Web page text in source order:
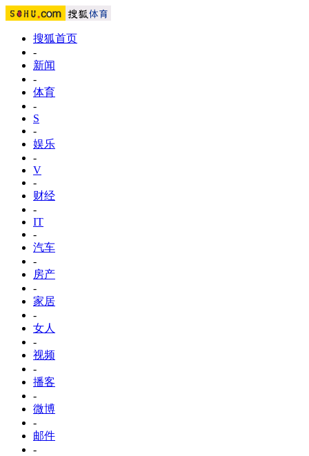
搜狐首页
-
新闻
-
体育
-
S
-
娱乐
-
V
-
财经
-
IT
-
汽车
-
房产
-
家居
-
女人
-
视频
-
播客
-
微博
-
邮件
-